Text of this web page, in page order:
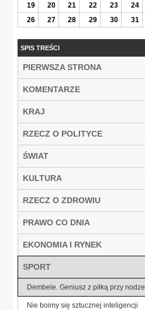
19
20 21 22 23 24
26
27 28 29 30 31
SPIS TREŚCI
PIERWSZA STRONA
KOMENTARZE
KRAJ
RZECZ O POLITYCE
ŚWIAT
KULTURA
RZECZ O ZDROWIU
PRAWO CO DNIA
EKONOMIA I RYNEK
SPORT
Dembele. Geniusz z piłką przy nodze
Nie boimy się sztucznej inteligencji